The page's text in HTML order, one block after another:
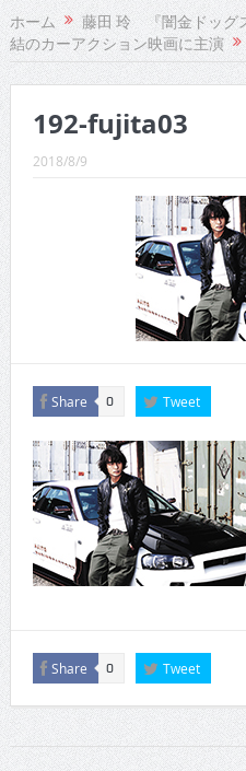
CINEMA×STYLE 292号
CINEMA×STYLE 291号
CINEMA×STYLE 289号
CINEMA×STYLE 287号
CINEMA×STYLE 286号
CINEMA×STYLE 285号
CINEMA×STYLE 294号
ホーム
藤田 玲 『闇金ドッグ
結のカーアクション映画に主演
192-fujita03
2018/8/9
Share 0 Tweet
Share 0 Tweet